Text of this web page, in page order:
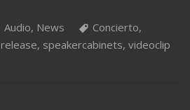
Audio, News Concierto,
release, speakercabinets, videoclip